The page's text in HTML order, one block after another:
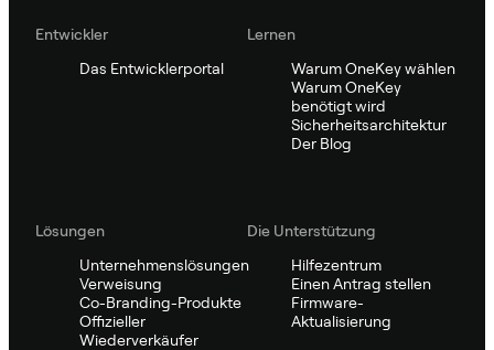
Entwickler
Das Entwicklerportal
Lernen
Warum OneKey wählen
Warum OneKey
benötigt wird
Sicherheitsarchitektur
Der Blog
Lösungen
Unternehmenslösungen
Verweisung
Co-Branding-Produkte
Offizieller
Wiederverkäufer
Die Unterstützung
Hilfezentrum
Einen Antrag stellen
Firmware-
Aktualisierung